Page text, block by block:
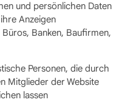
und persönlichen Daten
Anzeigen
Banken, Baufirmen,
Personen, die durch
Mitglieder der Website
lassen